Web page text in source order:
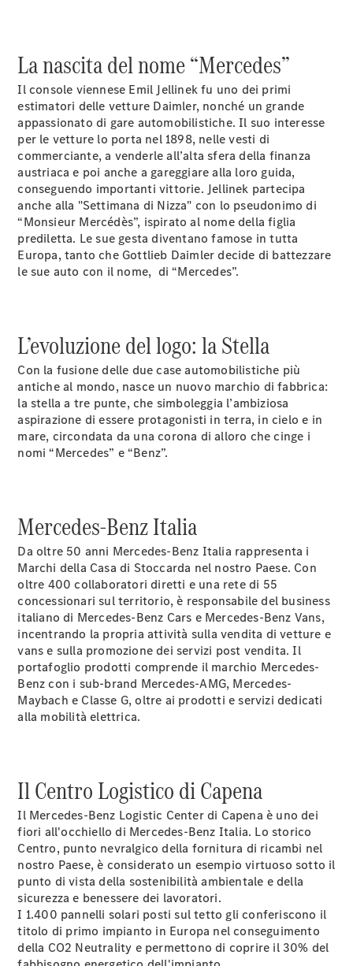
Tutti i SUV
EQE
SUV
Elettrica
EQS
SUV
Elettrica
Mercedes-
Maybach
Elettrica
GLA Nuova Elettrica
GLB Nuova Elettrica
GLB Nuova
GLC Nuova Elettrica
GLC
GLC Coupé
GLE
GLE Coupé
GLS
Mercedes-
Maybach
GLS
Nuova
Classe
G
Elettrica
Classe G
Test Drive
Configuratore
Mercedes-
Benz Store
Tutte le
Station
Wagon
CLA
Shooting
Brake
NuovaElettrica
La nascita del nome “Mercedes”
Il console viennese Emil Jellinek fu uno dei primi
estimatori delle vetture Daimler, nonché un grande
appassionato di gare automobilistiche. Il suo interesse
per le vetture lo porta nel 1898, nelle vesti di
commerciante, a venderle all’alta sfera della finanza
austriaca e poi anche a gareggiare alla loro guida,
conseguendo importanti vittorie. Jellinek partecipa
anche alla "Settimana di Nizza" con lo pseudonimo di
“Monsieur Mercédès”, ispirato al nome della figlia
prediletta. Le sue gesta diventano famose in tutta
Europa, tanto che Gottlieb Daimler decide di battezzare
le sue auto con il nome, di “Mercedes”.
L’evoluzione del logo: la Stella
Con la fusione delle due case automobilistiche più
antiche al mondo, nasce un nuovo marchio di fabbrica:
la stella a tre punte, che simboleggia l’ambiziosa
aspirazione di essere protagonisti in terra, in cielo e in
mare, circondata da una corona di alloro che cinge i
nomi “Mercedes” e “Benz”.
Mercedes-Benz Italia
Da oltre 50 anni Mercedes-Benz Italia rappresenta i
Marchi della Casa di Stoccarda nel nostro Paese. Con
oltre 400 collaboratori diretti e una rete di 55
concessionari sul territorio, è responsabile del business
italiano di Mercedes-Benz Cars e Mercedes-Benz Vans,
incentrando la propria attività sulla vendita di vetture e
vans e sulla promozione dei servizi post vendita. Il
portafoglio prodotti comprende il marchio Mercedes-
Benz con i sub-brand Mercedes-AMG, Mercedes-
Maybach e Classe G, oltre ai prodotti e servizi dedicati
alla mobilità elettrica.
Il Centro Logistico di Capena
Il Mercedes-Benz Logistic Center di Capena è uno dei
fiori all'occhiello di Mercedes-Benz Italia. Lo storico
Centro, punto nevralgico della fornitura di ricambi nel
nostro Paese, è considerato un esempio virtuoso sotto il
punto di vista della sostenibilità ambientale e della
sicurezza e benessere dei lavoratori.
I 1.400 pannelli solari posti sul tetto gli conferiscono il
titolo di primo impianto in Europa nel conseguimento
della CO2 Neutrality e permettono di coprire il 30% del